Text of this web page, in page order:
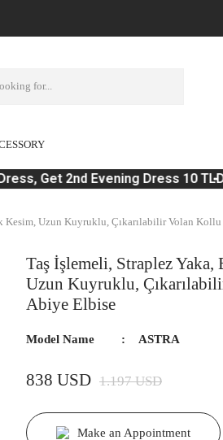
Get 2nd Evening Dress 10 TL
Kesim, Uzun Kuyruklu, Çıkarılabilir Volan
Taş İşlemeli, Straplez Yaka,
Uzun Kuyruklu,
Abiye Elbise
Model Name ASTRA
838 USD 1.197 USD
Make an Appointment